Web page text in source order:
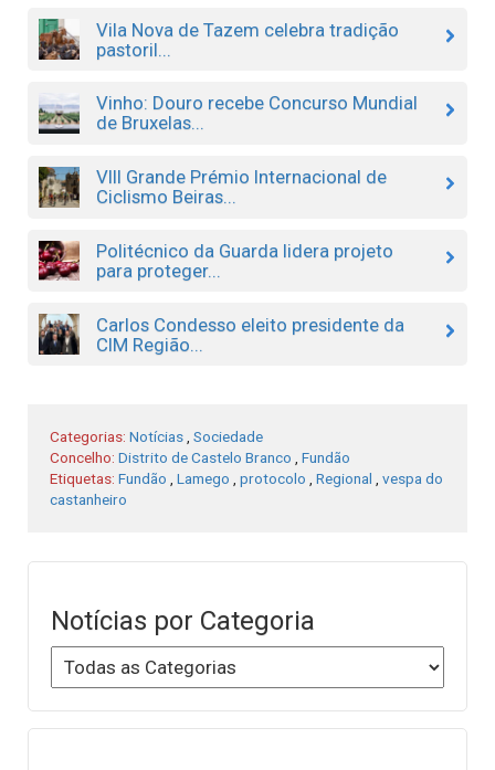
Vila Nova de Tazem celebra tradição
pastoril...
Vinho: Douro recebe Concurso Mundial
de Bruxelas...
VIII Grande Prémio Internacional de
Ciclismo Beiras...
Politécnico da Guarda lidera projeto
para proteger...
Carlos Condesso eleito presidente da
CIM Região...
Categorias: Notícias Sociedade
Concelho: Distrito de Castelo Branco
Fundão
Etiquetas: Fundão Lamego protocolo Regional
vespa do
castanheiro
Notícias por Categoria